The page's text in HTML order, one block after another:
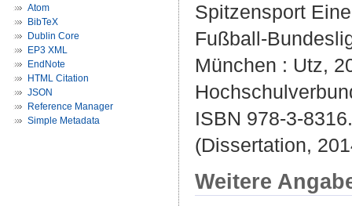
Atom
BibTeX
Dublin Core
EP3 XML
EndNote
HTML Citation
JSON
Reference Manager
Simple Metadata
Spitzensport
Fußball-
München : Utz,
ISBN 978-3-
(Dissertation,
Weitere